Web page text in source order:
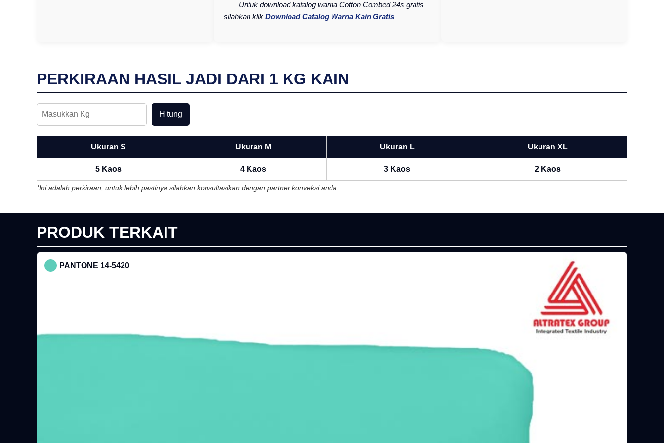
Untuk download katalog warna Cotton Combed 24s gratis
silahkan klik Download Catalog Warna Kain Gratis
PERKIRAAN HASIL JADI DARI 1 KG KAIN
Hitung
Ukuran S Ukuran M Ukuran L Ukuran XL
5 Kaos 4 Kaos 3 Kaos 2 Kaos
*Ini adalah perkiraan, untuk lebih pastinya silahkan konsultasikan dengan partner konveksi anda.
PRODUK TERKAIT
PANTONE 14-5420